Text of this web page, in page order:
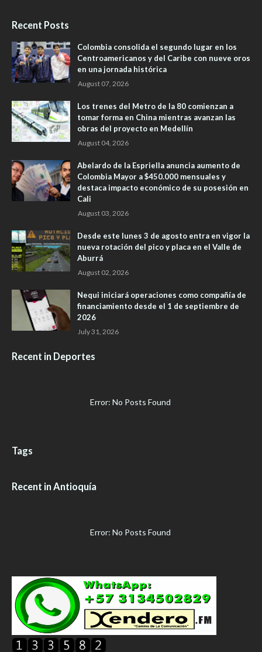
Recent Posts
Colombia consolida el segundo lugar en los
Centroamericanos y del Caribe con nueve oros
en una jornada histórica
August 07, 2026
Los trenes del Metro de la 80 comienzan a
tomar forma en China mientras avanzan las
obras del proyecto en Medellín
August 04, 2026
Abelardo de la Espriella anuncia aumento de
Colombia Mayor a $450.000 mensuales y
destaca impacto económico de su posesión en
Cali
August 03, 2026
Desde este lunes 3 de agosto entra en vigor la
nueva rotación del pico y placa en el Valle de
Aburrá
August 02, 2026
Nequi iniciará operaciones como compañía de
financiamiento desde el 1 de septiembre de
2026
July 31, 2026
Recent in Deportes
Error: No Posts Found
Tags
Recent in Antioquía
Error: No Posts Found